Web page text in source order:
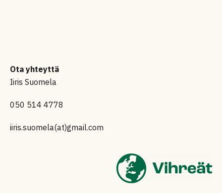
Ota yhteyttä
Iiris Suomela
050 514 4778
iiris.suomela(at)gmail.com